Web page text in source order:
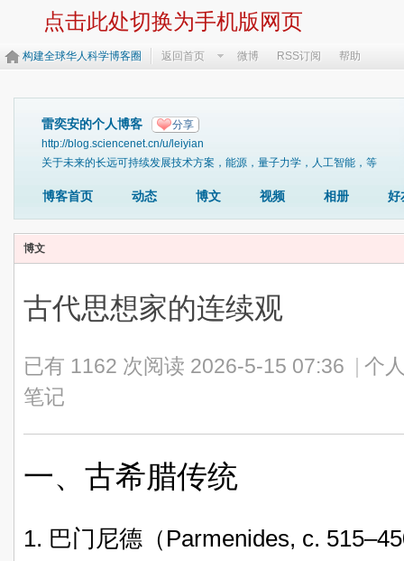
点击此处切换为手机版网页
构建全球华人科学博客圈 返回首页 微博 RSS订阅 帮助
雷奕安的个人博客 分享
http://blog.sciencenet.cn/u/leiyian
关于未来的长远可持续发展技术方案，能源，量子力学，人工智能，等
博客首页 动态 博文 视频 相册 好
博文
古代思想家的连续观
已有 1162 次阅读 2026-5-15 07:36
个
笔记
一、古希腊传统
1. 巴门尼德（Parmenides, c.